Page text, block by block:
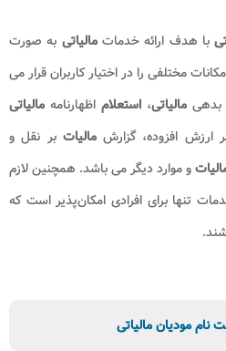
با هدف ارائه خدماتمالیاتی به صورت
مختلفی را در اختیار کاربران قرار می
بدهی مالیاتی، استعلام اظهارنامه مالیاتی
ارزش افزوده، گزارشمالیات بر نقل و
و موارد دیگر می باشد. همچنین لازم
تنها برای افرادی امکان‌پذیر است که
نام مودیان مالیاتی